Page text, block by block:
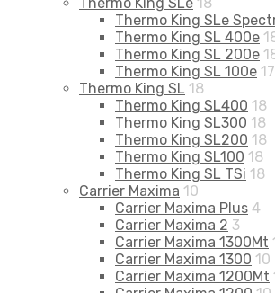
Thermo King SLe
Thermo King SL 400e
Thermo King SL 200e
Thermo King SL 100e 17
Thermo King SL 18
Thermo King SL400 18
Thermo King SL300 18
Thermo King SL200 18
Thermo King SL100 18
Thermo King SL TSi 18
Carrier Maxima 10
Carrier Maxima Plus 4
Carrier Maxima 2 3
Carrier Maxima 1300Mt
Carrier Maxima 1300 10
Carrier Maxima 1200Mt